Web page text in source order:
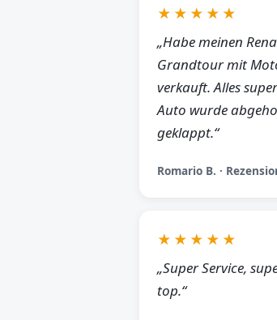
★★★★★
„Habe meinen
Grandtour mit
verkauft. Alles
Auto wurde
geklappt.“
Romario B. ·
★★★★★
„Super Service,
top.“